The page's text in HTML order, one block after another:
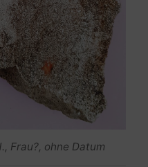
Frau?, ohne Datum